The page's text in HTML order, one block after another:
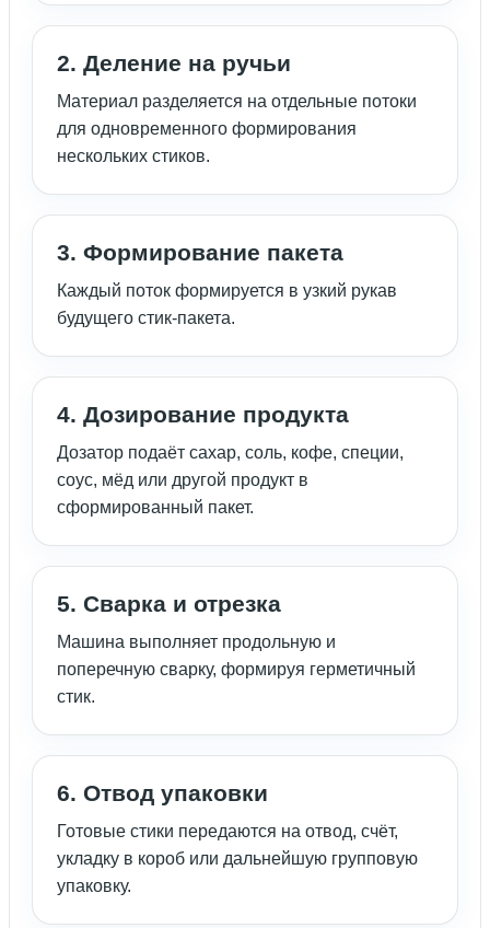
2. Деление на ручьи
Материал разделяется на отдельные потоки
для одновременного формирования
нескольких стиков.
3. Формирование пакета
Каждый поток формируется в узкий рукав
будущего стик-пакета.
4. Дозирование продукта
Дозатор подаёт сахар, соль, кофе, специи,
соус, мёд или другой продукт в
сформированный пакет.
5. Сварка и отрезка
Машина выполняет продольную и
поперечную сварку, формируя герметичный
стик.
6. Отвод упаковки
Готовые стики передаются на отвод, счёт,
укладку в короб или дальнейшую групповую
упаковку.